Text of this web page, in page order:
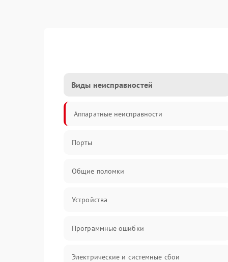
Виды неисправностей
Аппаратные неисправности
Порты
Общие поломки
Устройства
Программные ошибки
Электрические и системные сбои